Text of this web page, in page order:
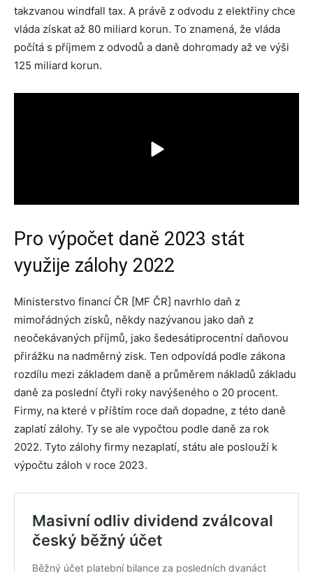
takzvanou windfall tax. A právě z odvodu z elektřiny chce
vláda získat až 80 miliard korun. To znamená, že vláda
počítá s příjmem z odvodů a daně dohromady až ve výši
125 miliard korun.
Pro výpočet daně 2023 stát
využije zálohy 2022
Ministerstvo financí ČR [MF ČR] navrhlo daň z
mimořádných zisků, někdy nazývanou jako daň z
neočekávaných příjmů, jako šedesátiprocentní daňovou
přirážku na nadměrný zisk. Ten odpovídá podle zákona
rozdílu mezi základem daně a průměrem nákladů základu
daně za poslední čtyři roky navýšeného o 20 procent.
Firmy, na které v příštím roce daň dopadne, z této daně
zaplatí zálohy. Ty se ale vypočtou podle daně za rok
2022. Tyto zálohy firmy nezaplatí, státu ale poslouží k
výpočtu záloh v roce 2023.